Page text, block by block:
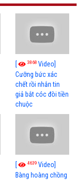
[ 3868 Video]
Cưỡng bức xác
chết rồi nhắn tin
giả bắt cóc đòi tiền
chuộc
[ 4639 Video]
Bàng hoàng chồng